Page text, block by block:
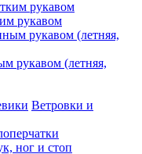
рукавом
рукавом (летняя,
Ветровки и